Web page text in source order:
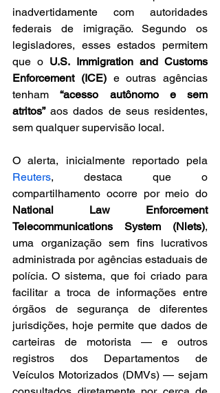
inadvertidamente com autoridades
federais de imigração. Segundo os
legisladores, esses estados permitem
que o U.S. Immigration and Customs
Enforcement (ICE) e outras agências
tenham “acesso autônomo e sem
atritos” aos dados de seus residentes,
sem qualquer supervisão local.
Reuters, destaca que o
National Law Enforcement
Telecommunications System (Nlets),
uma organização sem fins lucrativos
administrada por agências estaduais de
polícia. O sistema, que foi criado para
facilitar a troca de informações entre
órgãos de segurança de diferentes
jurisdições, hoje permite que dados de
carteiras de motorista — e outros
registros dos Departamentos de
Veículos Motorizados (DMVs) — sejam